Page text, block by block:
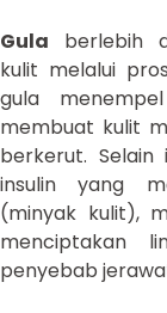
Gula berlebih
kulit melalui
gula
membuat kulit
berkerut.
insulin yang
(minyak kulit),
menciptakan
penyebab